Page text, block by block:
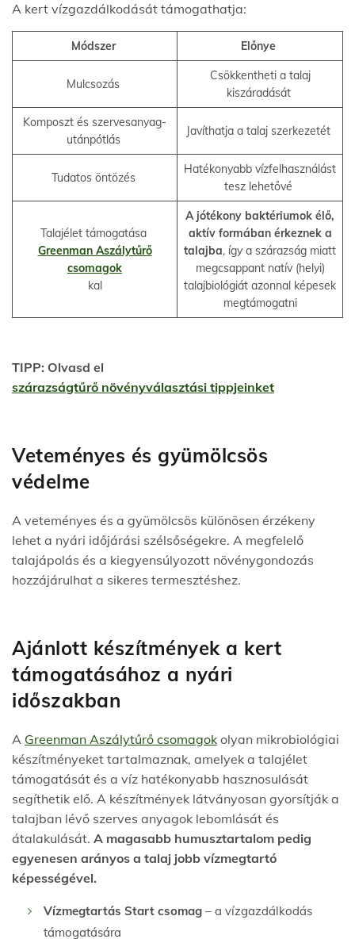
A kert vízgazdálkodását támogathatja:
Módszer Előnye
Mulcsozás
Csökkentheti a talaj
kiszáradását
Komposzt és szervesanyag-
utánpótlás
Javíthatja a talaj szerkezetét
Tudatos öntözés
Hatékonyabb vízfelhasználást
tesz lehetővé
Talajélet támogatása
Greenman Aszálytűrő
csomagok
kal
A jótékony baktériumok élő,
aktív formában érkeznek a
talajba, így a szárazság miatt
megcsappant natív (helyi)
talajbiológiát azonnal képesek
megtámogatni
TIPP: Olvasd el
szárazságtűrő növényválasztási tippjeinket
Veteményes és gyümölcsös
védelme
A veteményes és a gyümölcsös különösen érzékeny
lehet a nyári időjárási szélsőségekre. A megfelelő
talajápolás és a kiegyensúlyozott növénygondozás
hozzájárulhat a sikeres termesztéshez.
Ajánlott készítmények a kert
támogatásához a nyári
időszakban
A Greenman Aszálytűrő csomagok olyan mikrobiológiai
készítményeket tartalmaznak, amelyek a talajélet
támogatását és a víz hatékonyabb hasznosulását
segíthetik elő. A készítmények látványosan gyorsítják a
talajban lévő szerves anyagok lebomlását és
átalakulását. A magasabb humusztartalom pedig
egyenesen arányos a talaj jobb vízmegtartó
képességével.
Vízmegtartás Start csomag – a vízgazdálkodás
támogatására